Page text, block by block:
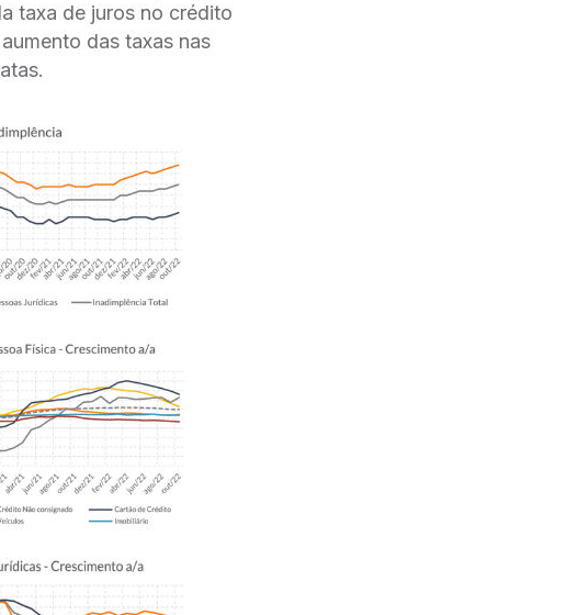
taxa de juros no crédito
das taxas nas